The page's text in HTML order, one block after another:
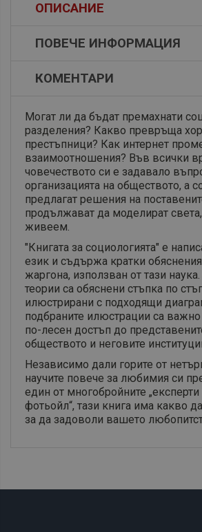
ОПИСАНИЕ
ПОВЕЧЕ ИНФОРМАЦИЯ
КОМЕНТАРИ
Могат ли да бъдат премахнати
разделения? Какво превръща
престъпници? Как интернет
взаимоотношения? Във всички
човечеството си е задавало
организацията на обществото, а
предлагат решения на
продължават да моделират
живеем.
"Книгата за социологията" е
език и съдържа кратки обяснения
жаргона, използван от тази
теории са обяснени стъпка по
илюстрирани с подходящи
подбраните илюстрации са
по-лесен достъп до
обществото и неговите
Независимо дали горите от
научите повече за любимия си
един от многобройните
фотьойл“, тази книга има какво
за да задоволи вашето